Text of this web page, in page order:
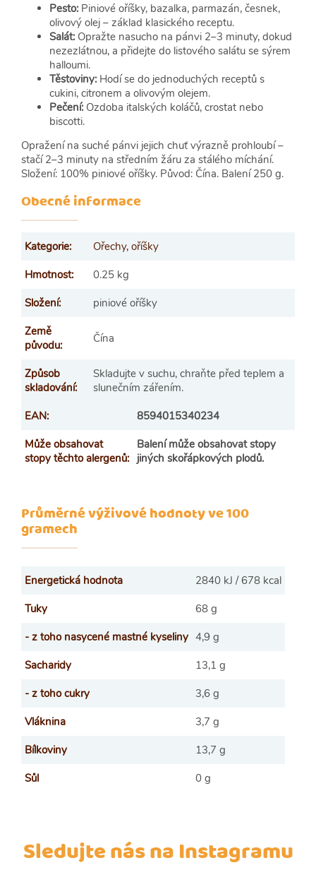
Pesto: Piniové oříšky, bazalka, parmazán, česnek,
olivový olej – základ klasického receptu.
Salát: Opražte nasucho na pánvi 2–3 minuty, dokud
nezezlátnou, a přidejte do listového salátu se sýrem
halloumi.
Těstoviny: Hodí se do jednoduchých receptů s
cukini, citronem a olivovým olejem.
Pečení: Ozdoba italských koláčů, crostat nebo
biscotti.
Opražení na suché pánvi jejich chuť výrazně prohloubí –
stačí 2–3 minuty na středním žáru za stálého míchání.
Složení: 100% piniové oříšky. Původ: Čína. Balení 250 g.
Obecné informace
Kategorie:
Ořechy, oříšky
Hmotnost:
0.25 kg
Složení:
piniové oříšky
Země
původu: Čína
Způsob
skladování:
Skladujte v suchu, chraňte před teplem a
slunečním zářením.
EAN:
8594015340234
Může obsahovat
stopy těchto alergenů:
Balení může obsahovat stopy
jiných skořápkových plodů.
Průměrné výživové hodnoty ve 100
gramech
Energetická hodnota
2840 kJ / 678 kcal
Tuky
68 g
- z toho nasycené mastné kyseliny 4,9 g
Sacharidy
13,1 g
- z toho cukry
3,6 g
Vláknina
3,7 g
Bílkoviny
13,7 g
Sůl
0 g
Sledujte nás na Instagramu